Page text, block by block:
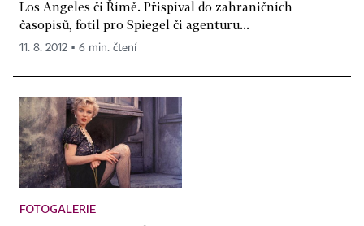
Los Angeles či Římě. Přispíval do zahraničních
časopisů, fotil pro Spiegel či agenturu...
11. 8. 2012 ▪ 6 min. čtení
FOTOGALERIE